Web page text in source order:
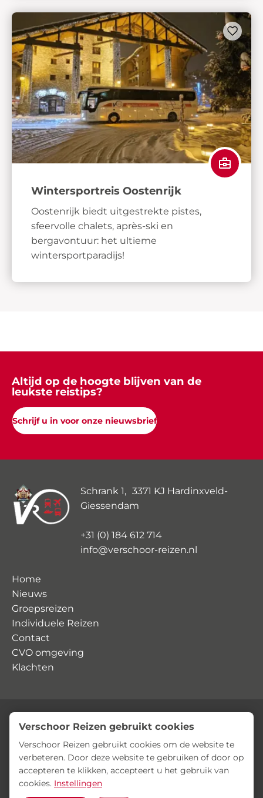
Wintersportreis Oostenrijk
Oostenrijk biedt uitgestrekte pistes,
sfeervolle chalets, après-ski en
bergavontuur: het ultieme
wintersportparadijs!
Altijd op de hoogte blijven van de
leukste reistips?
Schrijf u in voor onze nieuwsbrief
Schrank 1, 3371 KJ Hardinxveld-
Giessendam
+31 (0) 184 612 714
info@verschoor-reizen.nl
Home
Nieuws
Groepsreizen
Individuele Reizen
Contact
CVO omgeving
Klachten
Privacyverklaring
Verschoor Reizen gebruikt cookies
Verschoor Reizen gebruikt cookies om de website te
verbeteren. Door deze website te gebruiken of door op
accepteren te klikken, accepteert u het gebruik van
cookies. Instellingen